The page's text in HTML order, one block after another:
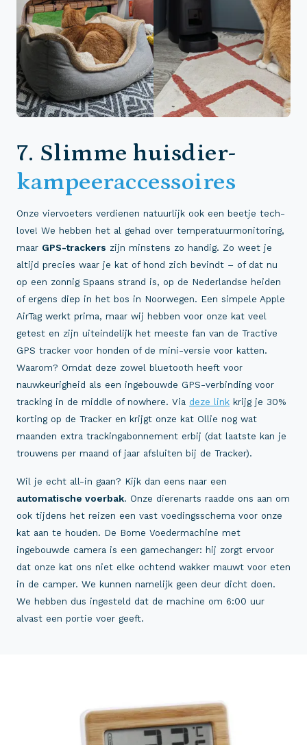
7. Slimme huisdier-
kampeeraccessoires
Onze viervoeters verdienen natuurlijk ook een beetje tech-
love! We hebben het al gehad over temperatuurmonitoring,
maar GPS-trackers zijn minstens zo handig. Zo weet je
altijd precies waar je kat of hond zich bevindt – of dat nu
op een zonnig Spaans strand is, op de Nederlandse heiden
of ergens diep in het bos in Noorwegen. Een simpele Apple
AirTag werkt prima, maar wij hebben voor onze kat veel
getest en zijn uiteindelijk het meeste fan van de Tractive
GPS tracker voor honden of de mini-versie voor katten.
Waarom? Omdat deze zowel bluetooth heeft voor
nauwkeurigheid als een ingebouwde GPS-verbinding voor
tracking in de middle of nowhere. Via deze link krijg je 30%
korting op de Tracker en krijgt onze kat Ollie nog wat
maanden extra trackingabonnement erbij (dat laatste kan je
trouwens per maand of jaar afsluiten bij de Tracker).
Wil je echt all-in gaan? Kijk dan eens naar een
automatische voerbak. Onze dierenarts raadde ons aan om
ook tijdens het reizen een vast voedingsschema voor onze
kat aan te houden. De Bome Voedermachine met
ingebouwde camera is een gamechanger: hij zorgt ervoor
dat onze kat ons niet elke ochtend wakker mauwt voor eten
in de camper. We kunnen namelijk geen deur dicht doen.
We hebben dus ingesteld dat de machine om 6:00 uur
alvast een portie voer geeft.